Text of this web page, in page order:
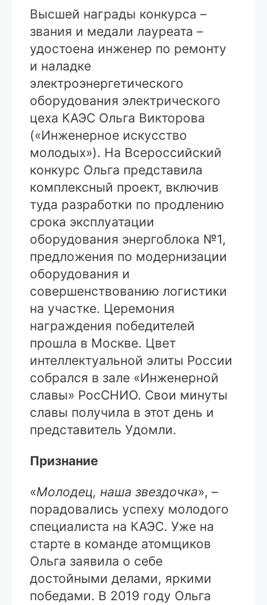
Высшей награды конкурса –
звания и медали лауреата –
удостоена инженер по ремонту
и наладке
электроэнергетического
оборудования электрического
цеха КАЭС Ольга Викторова
(«Инженерное искусство
молодых»). На Всероссийский
конкурс Ольга представила
комплексный проект, включив
туда разработки по продлению
срока эксплуатации
оборудования энергоблока №1,
предложения по модернизации
оборудования и
совершенствованию логистики
на участке. Церемония
награждения победителей
прошла в Москве. Цвет
интеллектуальной элиты России
собрался в зале «Инженерной
славы» РосСНИО. Свои минуты
славы получила в этот день и
представитель Удомли.
Признание
«Молодец, наша звездочка», –
порадовались успеху молодого
специалиста на КАЭС. Уже на
старте в команде атомщиков
Ольга заявила о себе
достойными делами, яркими
победами. В 2019 году Ольга